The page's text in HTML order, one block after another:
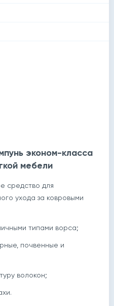
эконом-класса
мебели
средство для
ухода за ковровыми
типами ворса;
почвенные и
волокон;